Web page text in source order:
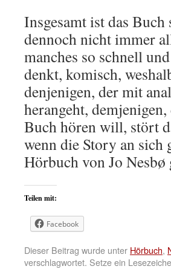
Insgesamt ist das
dennoch nicht immer
manches so schnell
denkt, komisch,
denjenigen, der mit
herangeht,
Buch hören will, stört
wenn die Story an sich
Hörbuch von Jo Nesbø
Teilen mit:
Facebook
Dieser Beitrag wurde unter Hörbuch,
verschlagwortet. Setze ein